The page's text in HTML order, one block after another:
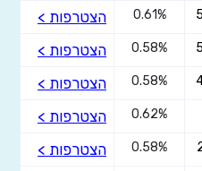
0.61% הצטרפות >
0.58% הצטרפות >
0.58% הצטרפות >
0.62% הצטרפות >
0.58% הצטרפות >